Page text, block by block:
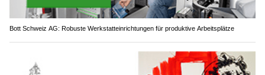
Bott Schweiz AG: Robuste Werkstatteinrichtungen für produktive Arbeitsplätze